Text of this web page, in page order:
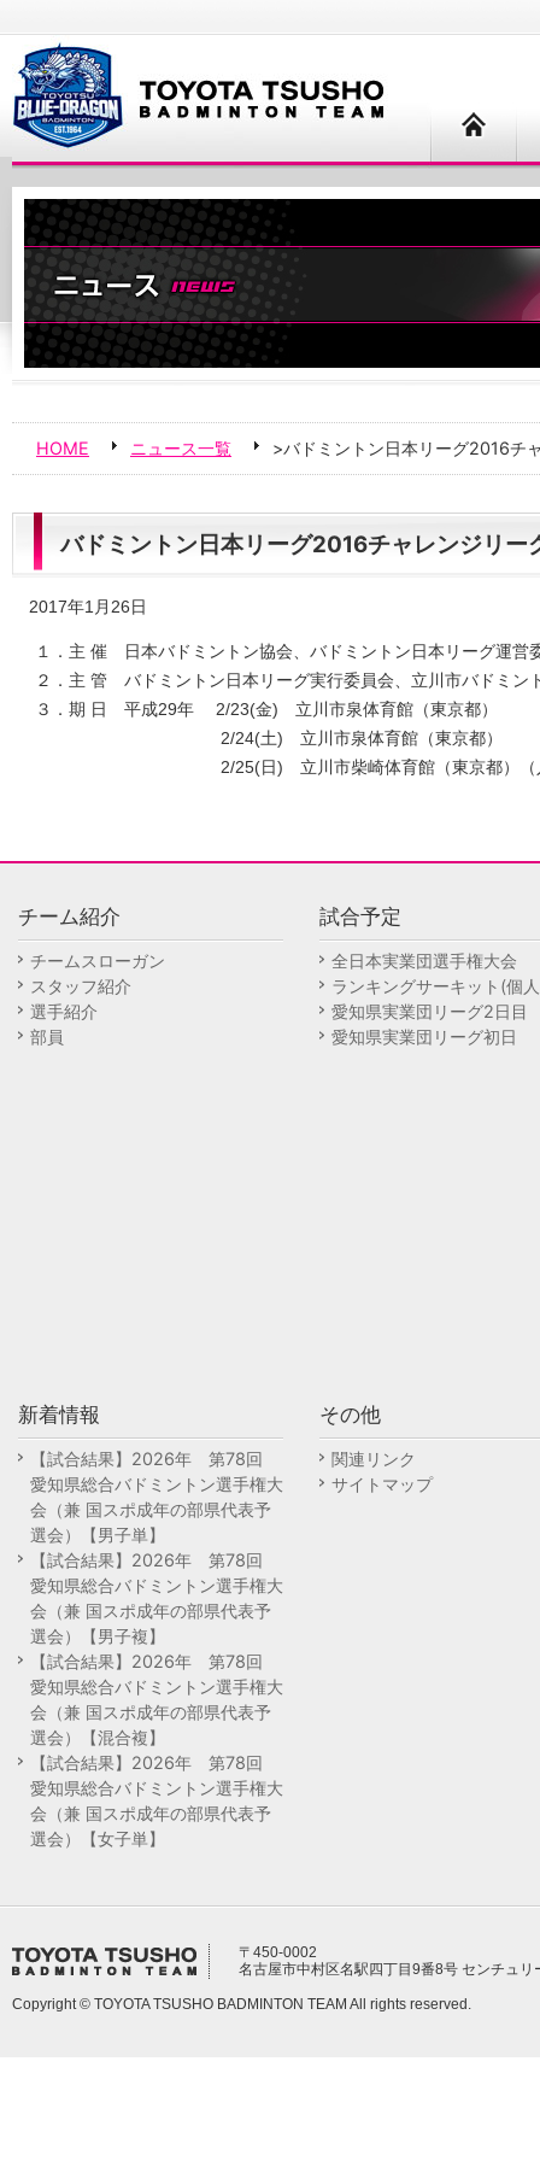
HOME ニュース一覧 >バドミントン日本リーグ2016チ
バドミントン日本リーグ2016チャレンジリー
2017年1月26日
１．主 催 日本バドミントン協会、バドミントン日本リーグ運営
２．主 管 バドミントン日本リーグ実行委員会、立川市バドミン
３．期 日 平成29年 2/23(金) 立川市泉体育館（東京都）
2/24(土) 立川市泉体育館（東京都）
2/25(日) 立川市柴崎体育館（東京都）（入
チーム紹介
チームスローガン
スタッフ紹介
選手紹介
部員
試合予定
全日本実業団選手権大会
ランキングサーキット(個
愛知県実業団リーグ2日目
愛知県実業団リーグ初日
新着情報
【試合結果】2026年 第78回
愛知県総合バドミントン選手権大
会（兼 国スポ成年の部県代表予
選会）【男子単】
【試合結果】2026年 第78回
愛知県総合バドミントン選手権大
会（兼 国スポ成年の部県代表予
選会）【男子複】
【試合結果】2026年 第78回
愛知県総合バドミントン選手権大
会（兼 国スポ成年の部県代表予
選会）【混合複】
【試合結果】2026年 第78回
愛知県総合バドミントン選手権大
会（兼 国スポ成年の部県代表予
選会）【女子単】
その他
関連リンク
サイトマップ
〒450-0002
名古屋市中村区名駅四丁目9番8号 センチュリ
Copyright © TOYOTA TSUSHO BADMINTON TEAM All rights reserved.